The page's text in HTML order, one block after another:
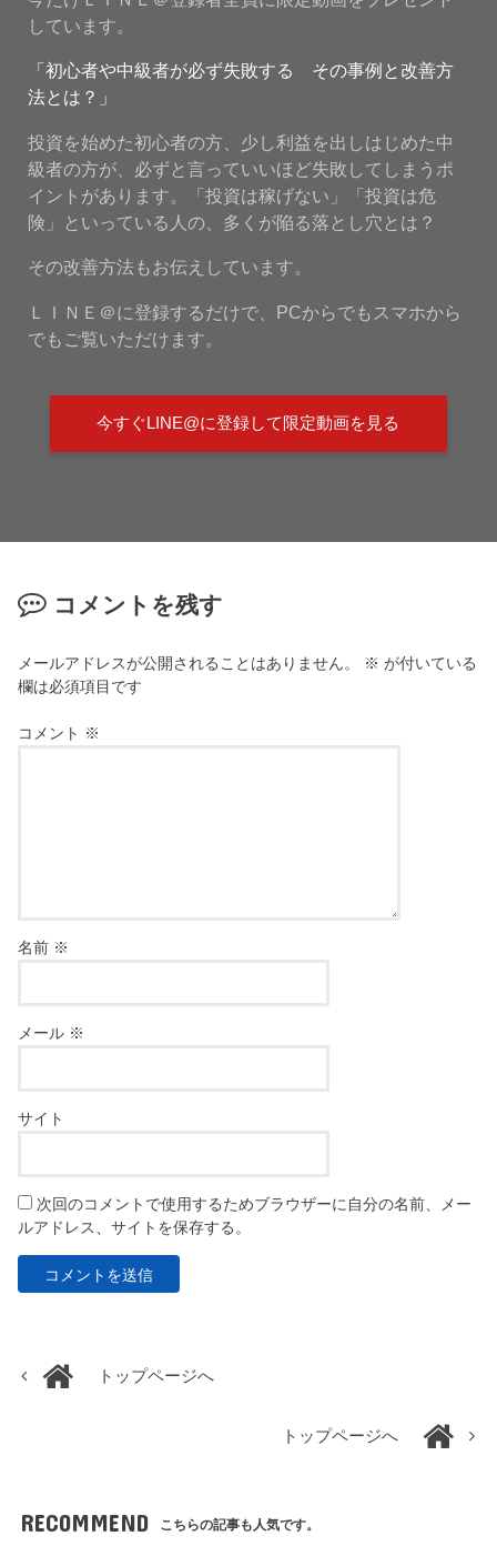
しています。
「初心者や中級者が必ず失敗する その事例と改善方
法とは？」
投資を始めた初心者の方、少し利益を出しはじめた中
級者の方が、必ずと言っていいほど失敗してしまうポ
イントがあります。「投資は稼げない」「投資は危
険」といっている人の、多くが陥る落とし穴とは？
その改善方法もお伝えしています。
ＬＩＮＥ＠に登録するだけで、PCからでもスマホから
でもご覧いただけます。
今すぐLINE@に登録して限定動画を見る
コメントを残す
メールアドレスが公開されることはありません。 ※ が付いている
欄は必須項目です
コメント ※
名前 ※
メール ※
サイト
次回のコメントで使用するためブラウザーに自分の名前、メー
ルアドレス、サイトを保存する。
トップページへ
トップページへ
RECOMMEND こちらの記事も人気です。